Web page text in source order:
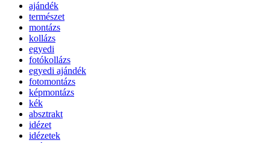
ajándék
természet
montázs
kollázs
egyedi
fotókollázs
egyedi ajándék
fotomontázs
képmontázs
kék
absztrakt
idézet
idézetek